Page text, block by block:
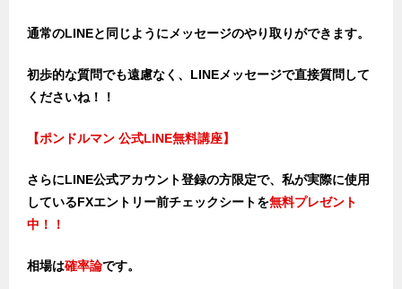
通常のLINEと同じようにメッセージのやり取りができます。
初歩的な質問でも遠慮なく、LINEメッセージで直接質問して
くださいね！！
【ポンドルマン 公式LINE無料講座】
さらにLINE公式アカウント登録の方限定で、私が実際に使用
しているFXエントリー前チェックシートを無料プレゼント
中！！
相場は確率論です。